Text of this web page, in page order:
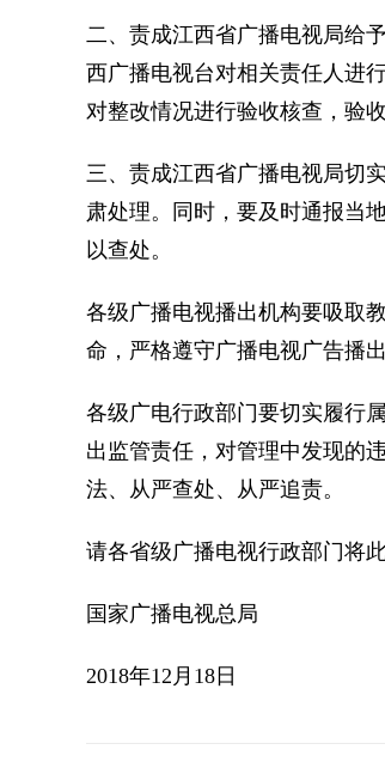
二、责成江西省广播电视局给
西广播电视台对相关责任人进
对整改情况进行验收核查，验
三、责成江西省广播电视局切
肃处理。同时，要及时通报当
以查处。
各级广播电视播出机构要吸取
命，严格遵守广播电视广告播
各级广电行政部门要切实履行
出监管责任，对管理中发现的
法、从严查处、从严追责。
请各省级广播电视行政部门将
国家广播电视总局
2018年12月18日